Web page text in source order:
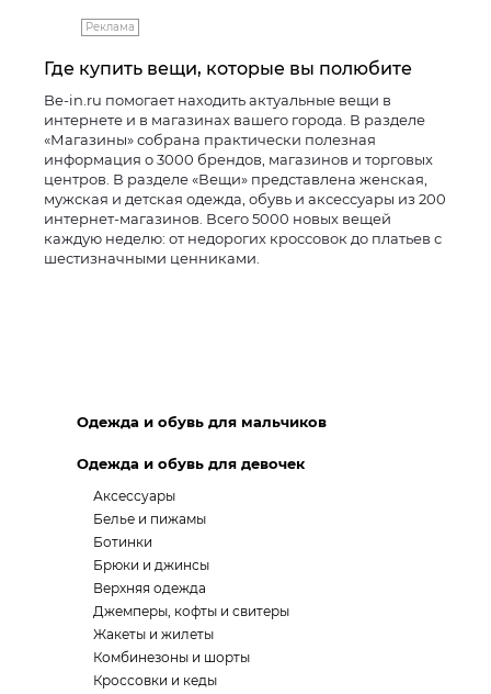
Реклама
Где купить вещи, которые вы полюбите
Be-in.ru помогает находить актуальные вещи в
интернете и в магазинах вашего города. В разделе
«Магазины» собрана практически полезная
информация о 3000 брендов, магазинов и торговых
центров. В разделе «Вещи» представлена женская,
мужская и детская одежда, обувь и аксессуары из 200
интернет-магазинов. Всего 5000 новых вещей
каждую неделю: от недорогих кроссовок до платьев с
шестизначными ценниками.
Одежда и обувь для мальчиков
Одежда и обувь для девочек
Аксессуары
Белье и пижамы
Ботинки
Брюки и джинсы
Верхняя одежда
Джемперы, кофты и свитеры
Жакеты и жилеты
Комбинезоны и шорты
Кроссовки и кеды